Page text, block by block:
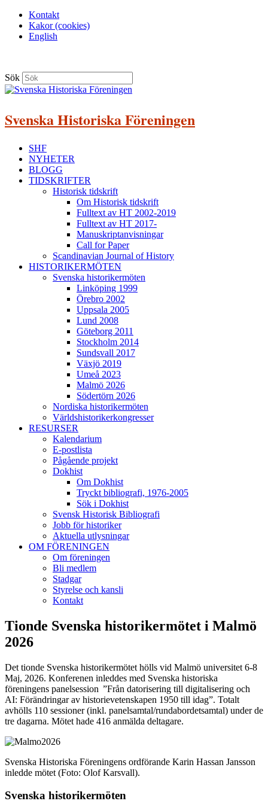
Kontakt
Kakor (cookies)
English
Sök
Svenska Historiska Föreningen
SHF
NYHETER
BLOGG
TIDSKRIFTER
Historisk tidskrift
Om Historisk tidskrift
Fulltext av HT 2002-2019
Fulltext av HT 2017-
Manuskriptanvisningar
Call for Paper
Scandinavian Journal of History
HISTORIKERMÖTEN
Svenska historikermöten
Linköping 1999
Örebro 2002
Uppsala 2005
Lund 2008
Göteborg 2011
Stockholm 2014
Sundsvall 2017
Växjö 2019
Umeå 2023
Malmö 2026
Södertörn 2026
Nordiska historikermöten
Världshistorikerkongresser
RESURSER
Kalendarium
E-postlista
Pågående projekt
Dokhist
Om Dokhist
Tryckt bibliografi, 1976-2005
Sök i Dokhist
Svensk Historisk Bibliografi
Jobb för historiker
Aktuella utlysningar
OM FÖRENINGEN
Om föreningen
Bli medlem
Stadgar
Styrelse och kansli
Kontakt
Tionde Svenska historikermötet i Malmö
2026
Det tionde Svenska historikermötet hölls vid Malmö universitet 6-8
Maj, 2026. Konferenen inleddes med Svenska historiska
föreningens panelsession ”Från datorisering till digitalisering och
AI: Förändringar av historievetenskapen 1950 till idag”. Totalt
avhölls 110 sessioner (inkl. panelsamtal/rundabordetsamtal) under de
tre dagarna. Mötet hade 416 anmälda deltagare.
Svenska Historiska Föreningens ordförande Karin Hassan Jansson
inledde mötet (Foto: Olof Karsvall).
Svenska historikermöten